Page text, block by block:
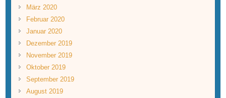
März 2020
Februar 2020
Januar 2020
Dezember 2019
November 2019
Oktober 2019
September 2019
August 2019